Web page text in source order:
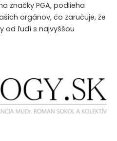
značky PGA, podlieha
orgánov, čo zaručuje, že
od ľudí s najvyššou